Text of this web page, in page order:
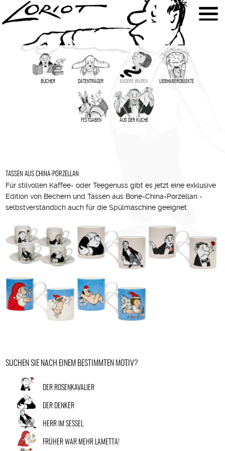
BÜCHER DATENTRÄGER ANDERE WAREN LIEBHABER­OBJEKTE
FESTGABEN AUS DER KÜCHE
TASSEN AUS CHINA-PORZELLAN
Für stilvollen Kaffee- oder Teegenuss gibt es jetzt eine exklusive
Edition von Bechern und Tassen aus Bone-China-Porzellan -
selbstverständlich auch für die Spülmaschine geeignet.
SUCHEN SIE NACH EINEM BESTIMMTEN MOTIV?
DER ROSENKAVALIER
DER DENKER
HERR IM SESSEL
FRÜHER WAR MEHR LAMETTA!